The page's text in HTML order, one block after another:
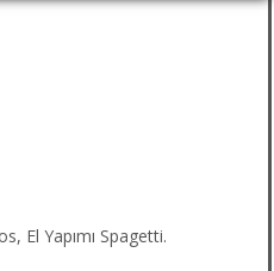
El Yapımı Spagetti.